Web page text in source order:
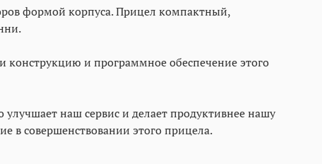
формой корпуса. Прицел компактный,
и программное обеспечение этого
наш сервис и делает продуктивнее нашу
в совершенствовании этого прицела.